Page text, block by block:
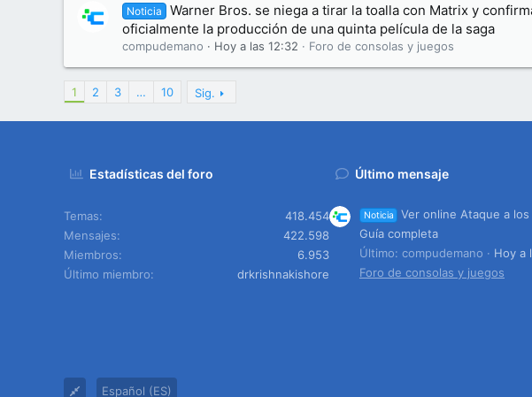
Noticia
Warner Bros. se niega a tirar la toalla con Matrix y
oficialmente la producción de una quinta película de la saga
compudemano Hoy a las 12:32 Foro de consolas y juegos
1 2 3 … 10 Sig.
Estadísticas del foro
Temas
418.454
Mensajes
422.598
Miembros
6.953
Último miembro
drkrishnakishore
Último mensaje
Noticia
Ver online Ataque a
Guía completa
Último: compudemano
Hoy a
Foro de consolas y juegos
Español (ES)